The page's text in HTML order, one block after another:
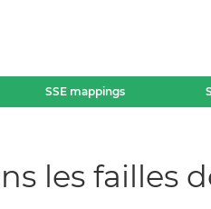
SSE mappings
les failles